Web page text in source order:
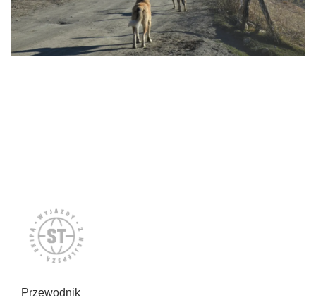
Przewodnik